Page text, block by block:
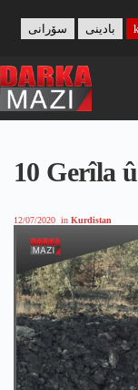
content
بادینی سۆرانی
10 Gerîla
12/07/2020 in Kurdistan